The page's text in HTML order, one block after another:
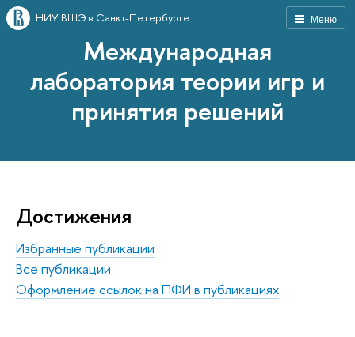
Меню
НИУ ВШЭ в Санкт-Петербурге
Международная
лаборатория теории игр и
принятия решений
Достижения
Избранные публикации
Все публикации
Оформление ссылок на ПФИ в публикациях